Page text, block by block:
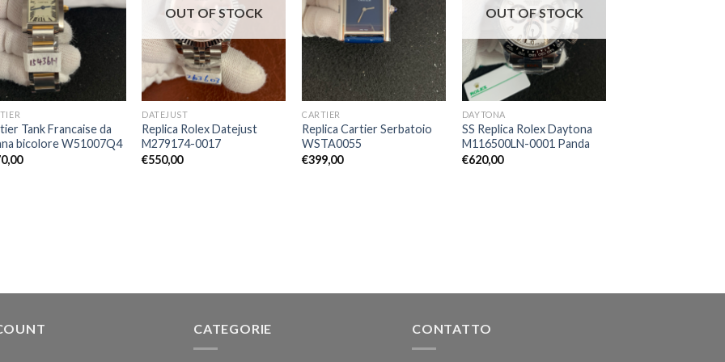
Tank Francaise da
bicolore W51007Q4
OUT OF STOCK
DATEJUST
Replica Rolex Datejust
M279174-0017
€550,00
CARTIER
Replica Cartier Serbatoio
WSTA0055
€399,00
OUT OF STOCK
DAYTONA
SS Replica Rolex Daytona
M116500LN-0001 Panda
€620,00
CATEGORIE CONTATTO